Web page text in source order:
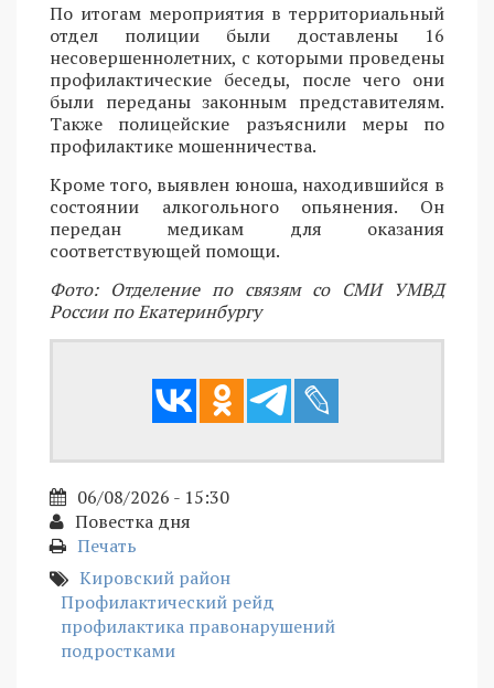
По итогам мероприятия в территориальный
отдел полиции были доставлены 16
несовершеннолетних, с которыми проведены
профилактические беседы, после чего они
были переданы законным представителям.
Также полицейские разъяснили меры по
профилактике мошенничества.
Кроме того, выявлен юноша, находившийся в
состоянии алкогольного опьянения. Он
передан медикам для оказания
соответствующей помощи.
Фото: Отделение по связям со СМИ УМВД
России по Екатеринбургу
06/08/2026 - 15:30
Повестка дня
Печать
Кировский район
Профилактический рейд
профилактика правонарушений
подростками